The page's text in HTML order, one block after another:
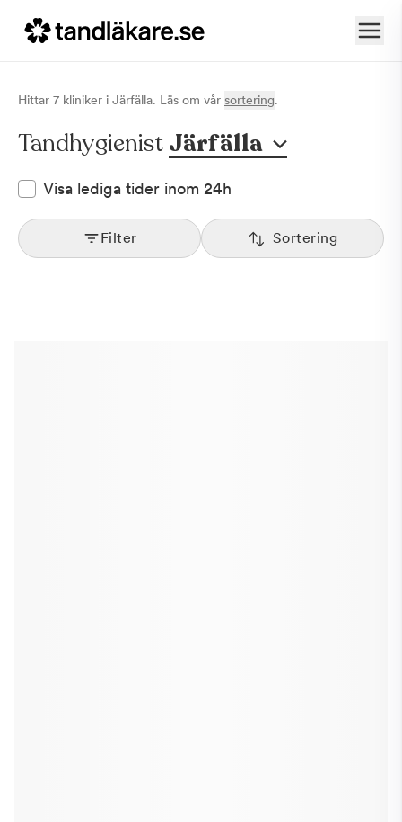
Hittar 7 kliniker i Järfälla. Läs om vår sortering.
Tandhygienist Järfälla
Visa lediga tider inom 24h
Filter Sortering